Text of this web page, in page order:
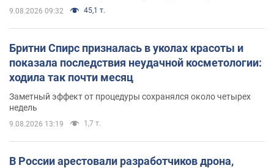
9.08.2026 09:32 45,1 т.
Бритни Спирс призналась в уколах красоты и
показала последствия неудачной косметологии:
ходила так почти месяц
Заметный эффект от процедуры сохранялся около четырех
недель
9.08.2026 13:19 1,7 т.
В России арестовали разработчиков дрона,